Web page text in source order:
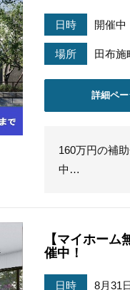
日時 開催中
場所 田布施
詳細ペ
160万円の補
中…
【マイホー
催中！
日時 8月31